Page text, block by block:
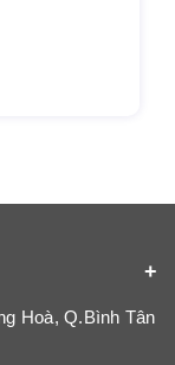
Hoà, Q.Bình Tân